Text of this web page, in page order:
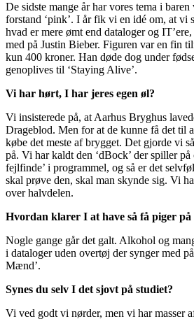
De sidste mange år har vores tema i
forstand ‘pink’. I år fik vi en idé om, at vi
hvad er mere ømt end dataloger og
med på Justin Bieber. Figuren var en fin
kun 400 kroner. Han døde dog under
genoplives til ‘Staying Alive’.
Vi har hørt, I har jeres egen øl?
Vi insisterede på, at Aarhus Bryghus
Drageblod. Men for at de kunne få det til
købe det meste af brygget. Det gjorde vi
på. Vi har kaldt den ‘dBock’ der spiller på
fejlfinde’ i programmel, og så er det
skal prøve den, skal man skynde sig. Vi
over halvdelen.
Hvordan klarer I at have så få piger på
Nogle gange går det galt. Alkohol og
i dataloger uden overtøj der synger med
Mænd’.
Synes du selv I det sjovt på studiet?
Vi ved godt vi nørder, men vi har masser